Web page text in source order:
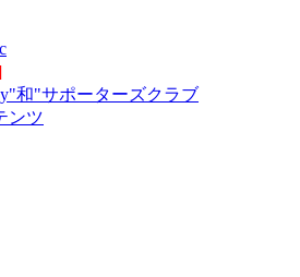
和"サポーターズクラブ
ンツ